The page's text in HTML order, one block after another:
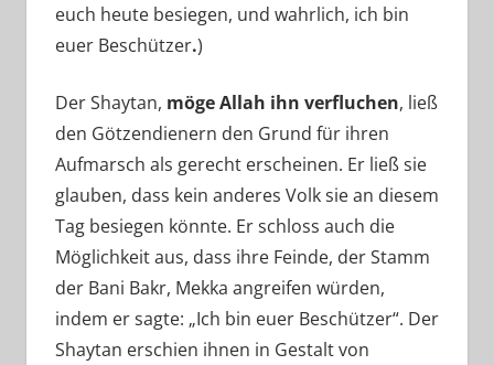
euch heute besiegen, und wahrlich, ich bin
euer Beschützer.)
Der Shaytan, möge Allah ihn verfluchen, ließ
den Götzendienern den Grund für ihren
Aufmarsch als gerecht erscheinen. Er ließ sie
glauben, dass kein anderes Volk sie an diesem
Tag besiegen könnte. Er schloss auch die
Möglichkeit aus, dass ihre Feinde, der Stamm
der Bani Bakr, Mekka angreifen würden,
indem er sagte: „Ich bin euer Beschützer“. Der
Shaytan erschien ihnen in Gestalt von